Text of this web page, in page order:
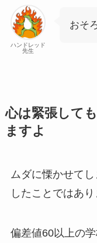
ハンドレッド
先生
おそ
心は緊張して
ますよ
ムダに慄かせて
したことではあり
偏差値60以上の